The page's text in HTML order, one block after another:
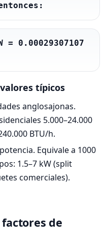
= 0.00029307107
típicos
anglosajonas.
5.000–24.000
BTU/h.
Equivale a 1000
1.5–7 kW (split
comerciales).
de